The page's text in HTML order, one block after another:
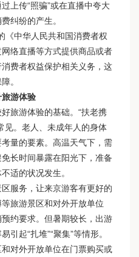
上传“照骗”或在直播中夸大
纠纷的产生。
《中华人民共和国消费者权
络直播等方式提供商品或者
费者权益保护相关义务，这
。
游体验
旅游体验的基础。“扶老携
见。老人、未成年人的身体
量的要素。高温天气下，需
长时间暴露在阳光下，准备
适的状况发生。
服务，让来京游客有更好的
旅游景区和对外开放单位
约要求。但暑期较长，出游
引起“扎堆”“聚集”等情形。
对外开放单位在门票购买或